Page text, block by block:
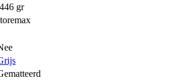
gr